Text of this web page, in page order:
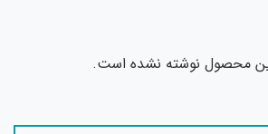
نوشته نشده است.